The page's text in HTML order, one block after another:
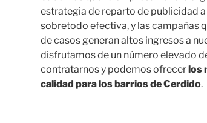
estrategia de reparto de publicidad
sobretodo efectiva, y las campañas
de casos generan altos ingresos a
disfrutamos de un número elevado
contratarnos y podemos ofrecerlos
calidad para los barrios de Cerdido.